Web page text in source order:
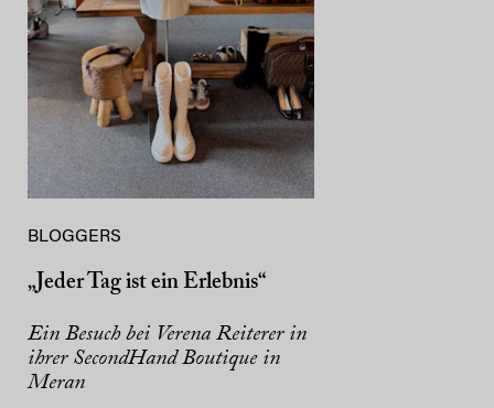
BLOGGERS
„Jeder Tag ist ein Erlebnis“
Ein Besuch bei Verena Reiterer in
ihrer SecondHand Boutique in
Meran